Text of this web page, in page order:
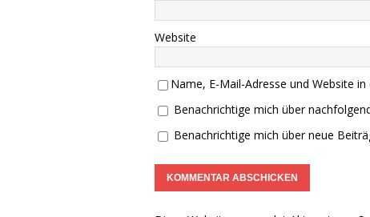
Website
Name, E-Mail-Adresse und Website
Benachrichtige mich über
Benachrichtige mich über neue